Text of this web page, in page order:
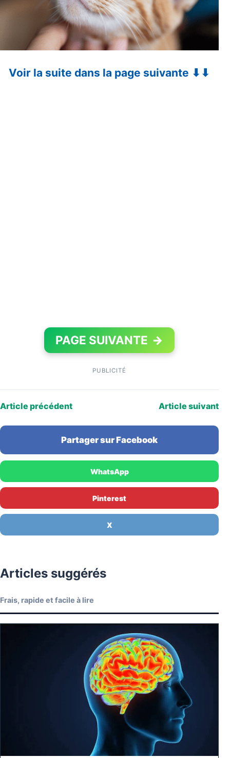
Voir la suite dans la page suivante ⬇⬇
PAGE SUIVANTE →
PUBLICITÉ
Article précédent Article suivant
Partager sur Facebook
WhatsApp
Pinterest
X
Articles suggérés
Frais, rapide et facile à lire